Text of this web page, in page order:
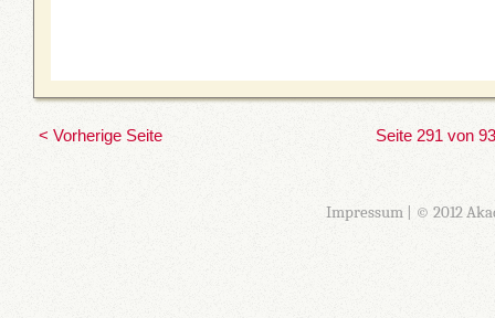
< Vorherige Seite Seite 291 von
Impressum| © 2012